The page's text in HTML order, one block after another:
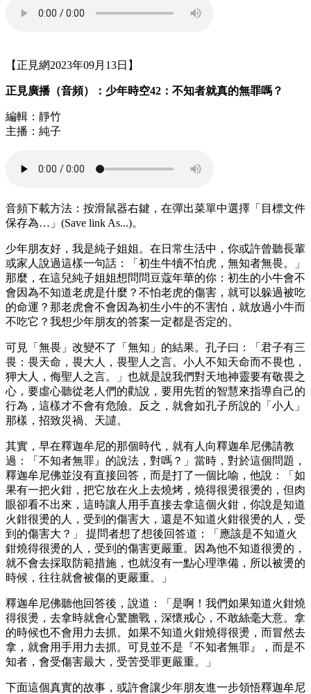
【正見網2023年09月13日】
正見廣播（音頻）：少年時空42：不知者就真的無罪嗎？
編輯：靜竹
主播：純子
音頻下載方法：按滑鼠器右鍵，在彈出菜單中選擇「目標文件
保存為…」(Save link As...)。
少年朋友好，我是純子姐姐。在日常生活中，你或許曾聽長輩
或家人說過這樣一句話：「初生牛犢不怕虎，無知者無畏。」
那麼，在這兒純子姐姐想問問豆蔻年華的你：初生的小牛會不
會因為不知道老虎是什麼？不怕老虎的傷害，就可以躲過被吃
的命運？那老虎會不會因為初生小牛的不害怕，就放過小牛而
不吃它？我想少年朋友的答案一定都是否定的。
可見「無畏」改變不了「無知」的結果。孔子曰：「君子有三
畏：畏天命，畏大人，畏聖人之言。小人不知天命而不畏也，
狎大人，侮聖人之言。」也就是說我們對天地神靈要有敬畏之
心，要虛心聽從老人們的勸說，要用先哲的智慧來指導自己的
行為，這樣才不會有危險。反之，就會如孔子所說的「小人」
那樣，招致災禍、天譴。
其實，早在釋迦牟尼的那個時代，就有人向釋迦牟尼佛請教
過：「不知者無罪』的說法，對嗎？」當時，對於這個問題，
釋迦牟尼佛並沒有直接回答，而是打了一個比喻，他說：「如
果有一把火鉗，把它放在火上去燒烤，燒得很燙很燙的，但肉
眼卻看不出來，這時讓人用手直接去拿這個火鉗，你說是知道
火鉗很燙的人，受到的傷害大，還是不知道火鉗很燙的人，受
到的傷害大？」 提問者想了想後回答道：「應該是不知道火
鉗燒得很燙的人，受到的傷害更嚴重。因為他不知道很燙的，
就不會去採取防範措施，也就沒有一點心理準備，所以被燙的
時候，往往就會被傷的更嚴重。」
釋迦牟尼佛聽他回答後，說道：「是啊！我們如果知道火鉗燒
得很燙，去拿時就會心驚膽戰，深懷戒心，不敢絲毫大意。拿
的時候也不會用力去抓。如果不知道火鉗燒得很燙，而冒然去
拿，就會用手用力去抓。可見並不是『不知者無罪』，而是不
知者，會受傷害最大，受苦受罪更嚴重。」
下面這個真實的故事，或許會讓少年朋友進一步領悟釋迦牟尼